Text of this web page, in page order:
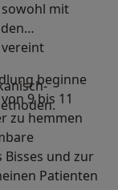
mit
beginne
9 bis 11
zu hemmen
Bisses und zur
Patienten